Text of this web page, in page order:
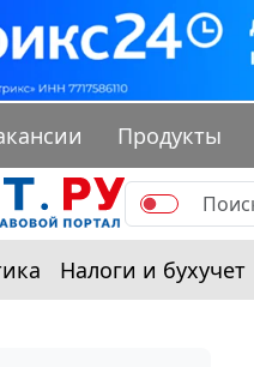
Продукты
Налоги и бухучет